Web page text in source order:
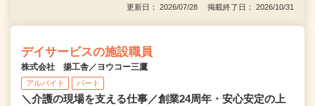
更新日： 2026/07/28 掲載終了日： 2026/10/31
デイサービスの施設職員
株式会社 揚工舎／ヨウコー三鷹
アルバイト パート
＼介護の現場を支える仕事／創業24周年・安心安定の上